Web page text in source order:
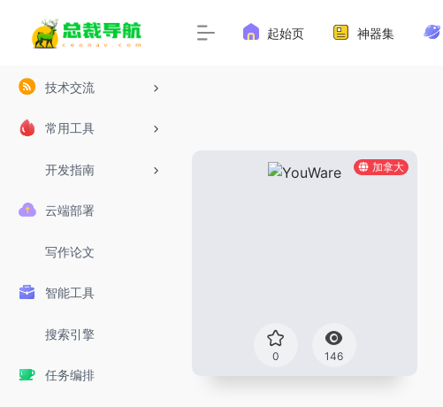
技术交流
常用工具
开发指南
云端部署
写作论文
智能工具
搜索引擎
任务编排
起始页 神器集
加拿大
0 146